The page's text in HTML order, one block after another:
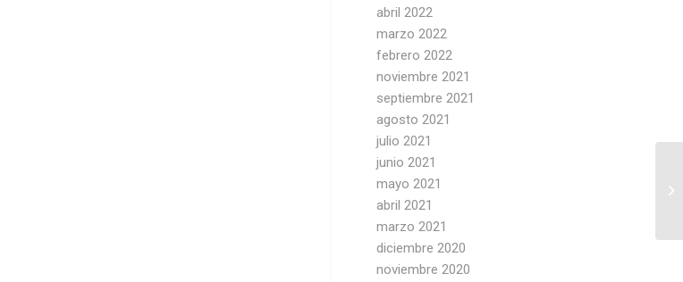
abril 2022
marzo 2022
febrero 2022
noviembre 2021
septiembre 2021
agosto 2021
julio 2021
junio 2021
mayo 2021
abril 2021
marzo 2021
diciembre 2020
noviembre 2020